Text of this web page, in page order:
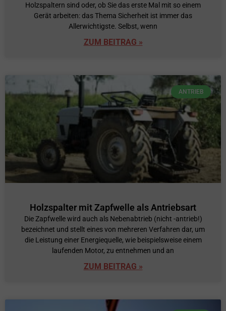
Holzspaltern sind oder, ob Sie das erste Mal mit so einem
Gerät arbeiten: das Thema Sicherheit ist immer das
Allerwichtigste. Selbst, wenn
ZUM BEITRAG »
ANTRIEB
Holzspalter mit Zapfwelle als Antriebsart
Die Zapfwelle wird auch als Nebenabtrieb (nicht -antrieb!)
bezeichnet und stellt eines von mehreren Verfahren dar, um
die Leistung einer Energiequelle, wie beispielsweise einem
laufenden Motor, zu entnehmen und an
ZUM BEITRAG »